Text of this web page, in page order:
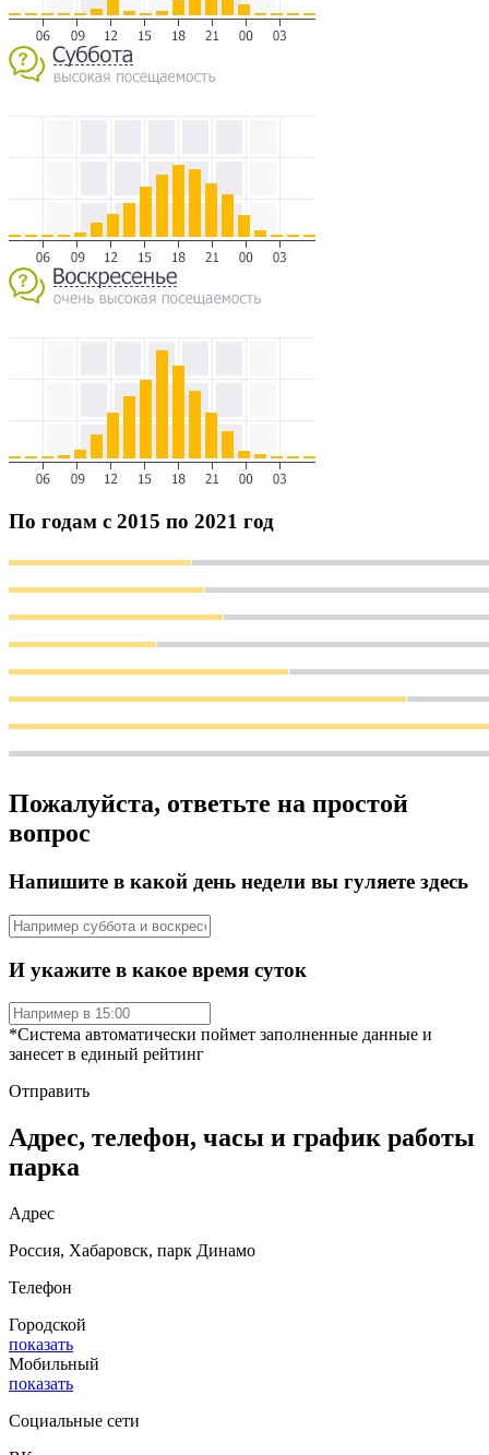
По годам с 2015 по 2021 год
Пожалуйста, ответьте на простой
вопрос
Напишите в какой день недели вы гуляете здесь
И укажите в какое время суток
*Система автоматически поймет заполненные данные и
занесет в единый рейтинг
Отправить
Адрес, телефон, часы и график работы
парка
Адрес
Россия, Хабаровск, парк Динамо
Телефон
Городской
показать
Мобильный
показать
Социальные сети